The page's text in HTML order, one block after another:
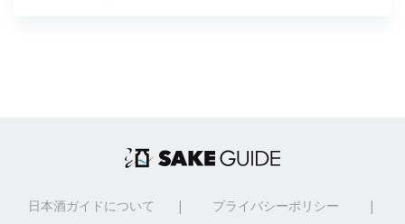
日本酒ガイドについて | プライバシーポリシー |